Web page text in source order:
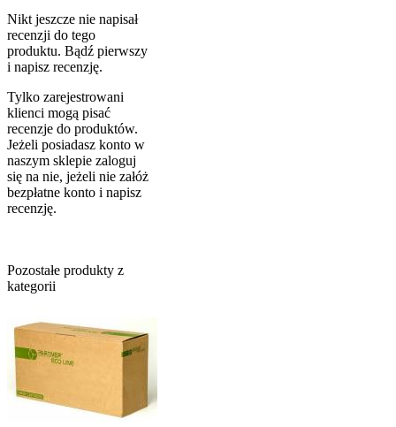
Nikt jeszcze nie napisał
recenzji do tego
produktu. Bądź pierwszy
i napisz recenzję.
Tylko zarejestrowani
klienci mogą pisać
recenzje do produktów.
Jeżeli posiadasz konto w
naszym sklepie zaloguj
się na nie, jeżeli nie załóż
bezpłatne konto i napisz
recenzję.
Pozostałe produkty z
kategorii